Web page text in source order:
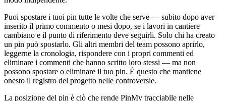
Puoi spostare i tuoi pin tutte le volte che serve — subito dopo aver
inserito il primo commento o mesi dopo, se i lavori in cantiere
cambiano e il punto di riferimento deve seguirli. Solo chi ha creato
un pin può spostarlo. Gli altri membri del team possono aprirlo,
leggerne la cronologia, rispondere con i propri commenti ed
eliminare i commenti che hanno scritto loro stessi — ma non
possono spostare o eliminare il tuo pin. È questo che mantiene
onesto il registro del progetto nelle controversie.
La posizione del pin è ciò che rende PinMy tracciabile nelle